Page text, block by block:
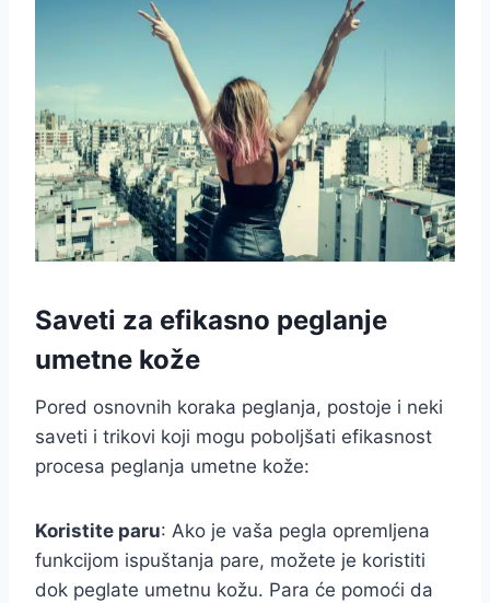
Saveti za efikasno peglanje
umetne kože
Pored osnovnih koraka peglanja, postoje i neki
saveti i trikovi koji mogu poboljšati efikasnost
procesa peglanja umetne kože:
Koristite paru: Ako je vaša pegla opremljena
funkcijom ispuštanja pare, možete je koristiti
dok peglate umetnu kožu. Para će pomoći da